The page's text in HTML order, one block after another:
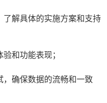
解具体的实施方案和支持
和功能表现；
确保数据的流畅和一致